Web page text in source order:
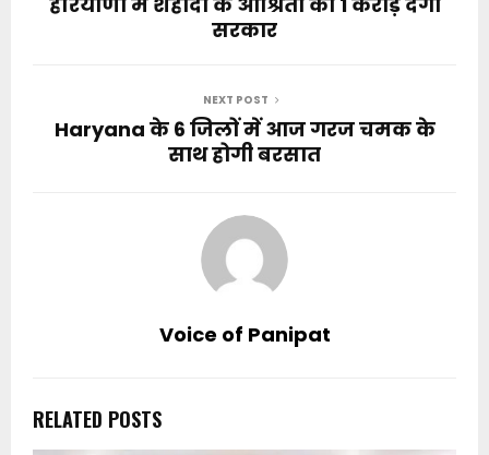
सरकार
NEXT POST
Haryana के 6 जिलों में आज गरज चमक के
साथ होगी बरसात
Voice of Panipat
RELATED POSTS